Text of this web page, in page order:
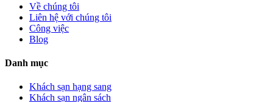
Về chúng tôi
Liên hệ với chúng tôi
Công việc
Blog
Danh mục
Khách sạn hạng sang
Khách sạn ngân sách